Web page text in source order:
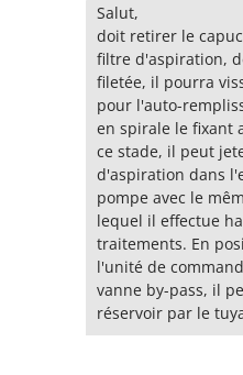
Salut,
doit retirer le
filtre d'aspiration,
filetée, il pourra
pour l'auto-
en spirale le fixant
ce stade, il peut
d'aspiration dans
pompe avec le
lequel il effectue
traitements. En
l'unité de
vanne by-pass, il
réservoir par le